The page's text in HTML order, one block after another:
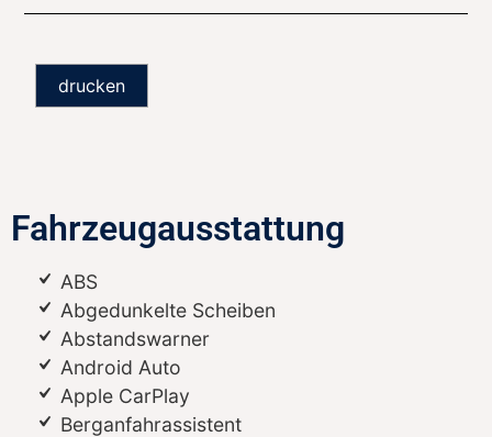
drucken
Fahrzeugausstattung
ABS
Abgedunkelte Scheiben
Abstandswarner
Android Auto
Apple CarPlay
Berganfahrassistent